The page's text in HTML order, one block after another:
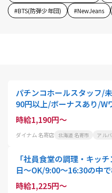
#BTS(防弾少年団) #NewJeans
パチンコホールスタッフ/
90円以上/ボーナスあり/W
時給1,190円～
ダイナム 名寄店 北海道 名寄市 アル
「社員食堂の調理・キッ
日～OK/9:00～16:30の中
のみOK
時給1,225円～